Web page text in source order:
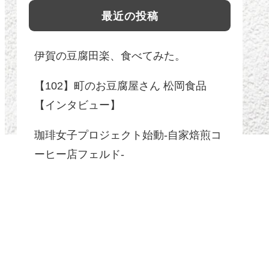
最近の投稿
伊賀の豆腐田楽、食べてみた。
【102】町のお豆腐屋さん 松岡食品
【インタビュー】
珈琲女子プロジェクト始動-自家焙煎コ
ーヒー店フェルド-